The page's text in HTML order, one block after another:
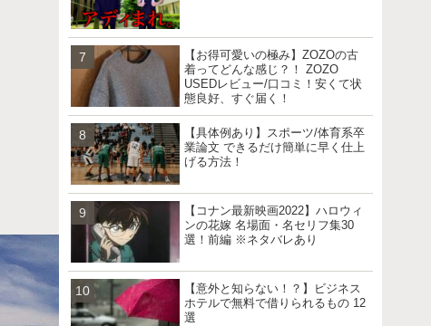
【お得可愛いの極み】ZOZOの古
着ってどんな感じ？！ ZOZO
USEDレビュー/口コミ！安くて状
態良好、すぐ届く！
【具体例あり】スポーツ/体育系卒
業論文 できるだけ簡単に早く仕上
げる方法！
【コナン最新映画2022】ハロウィ
ンの花嫁 名場面・名セリフ集30
選！前編 ※ネタバレあり
【意外と知らない！？】ビジネス
ホテルで無料で借りられるもの 12
選